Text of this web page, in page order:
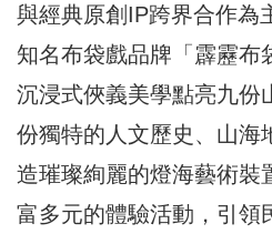
與經典原創IP跨界合作為
知名布袋戲品牌「霹靂布
沉浸式俠義美學點亮九份
份獨特的人文歷史、山海
造璀璨絢麗的燈海藝術裝
富多元的體驗活動，引領